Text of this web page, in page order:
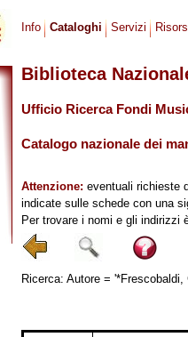
Info Cataloghi Servizi
Biblioteca
Ufficio Ricerca Fondi
Catalogo nazionale dei
Attenzione: eventuali richieste
indicate sulle schede con una
Per trovare i nomi e gli indirizzi
Ricerca: Autore =